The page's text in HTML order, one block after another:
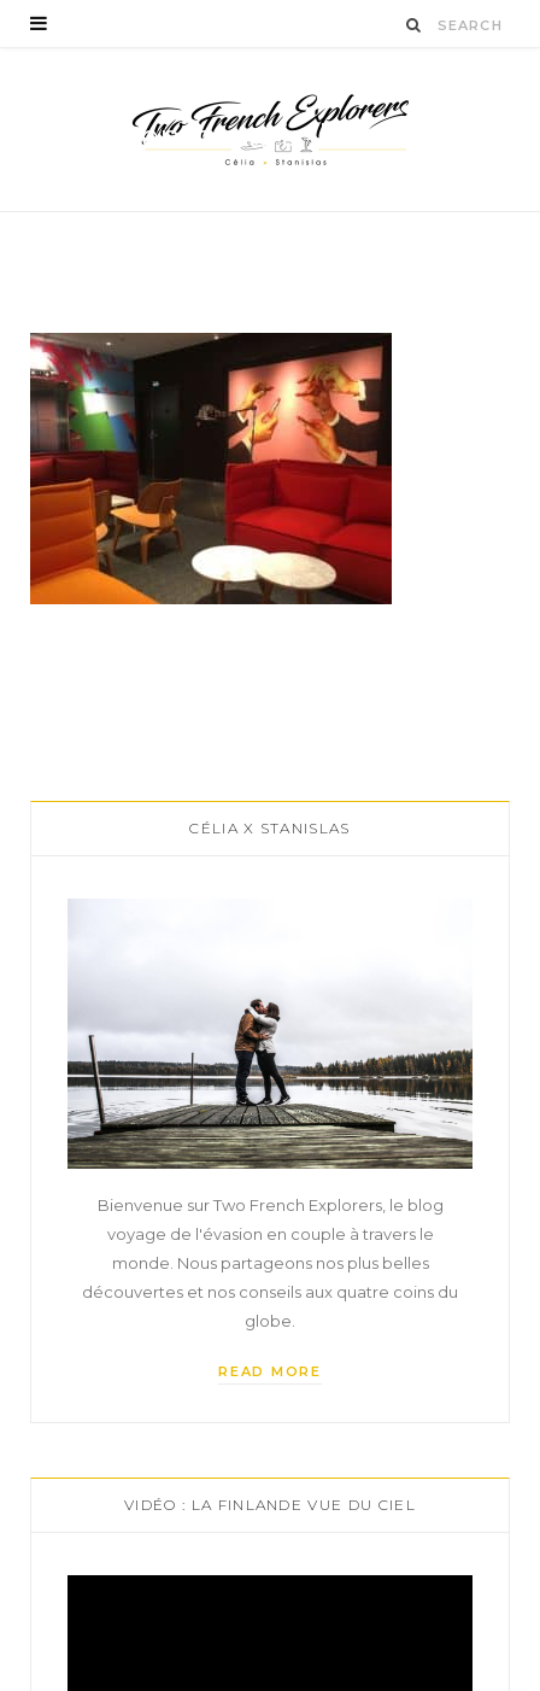
citizenm-paris-la-
CÉLIA X STANISLAS
Bienvenue sur Two French Explorers, le blog
voyage de l'évasion en couple à travers le
monde. Nous partageons nos plus belles
découvertes et nos conseils aux quatre coins du
globe.
READ MORE
VIDÉO : LA FINLANDE VUE DU CIEL